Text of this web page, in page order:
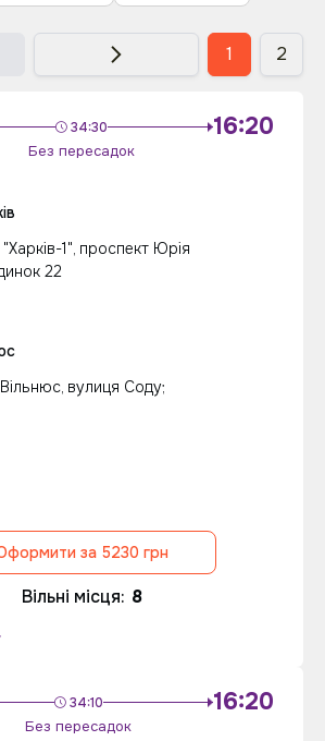
1 2
34:30
Без пересадок
16:20
1", проспект Юрія
22
вулиця Соду;
за 5230 грн
Вільні місця: 8
34:10
Без пересадок
16:20